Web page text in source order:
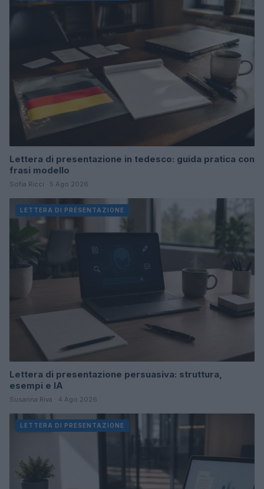
Lettera di presentazione in tedesco: guida pratica con
frasi modello
Sofia Ricci · 5 Ago 2026
LETTERA DI PRESENTAZIONE
Lettera di presentazione persuasiva: struttura,
esempi e IA
Susanna Riva · 4 Ago 2026
LETTERA DI PRESENTAZIONE